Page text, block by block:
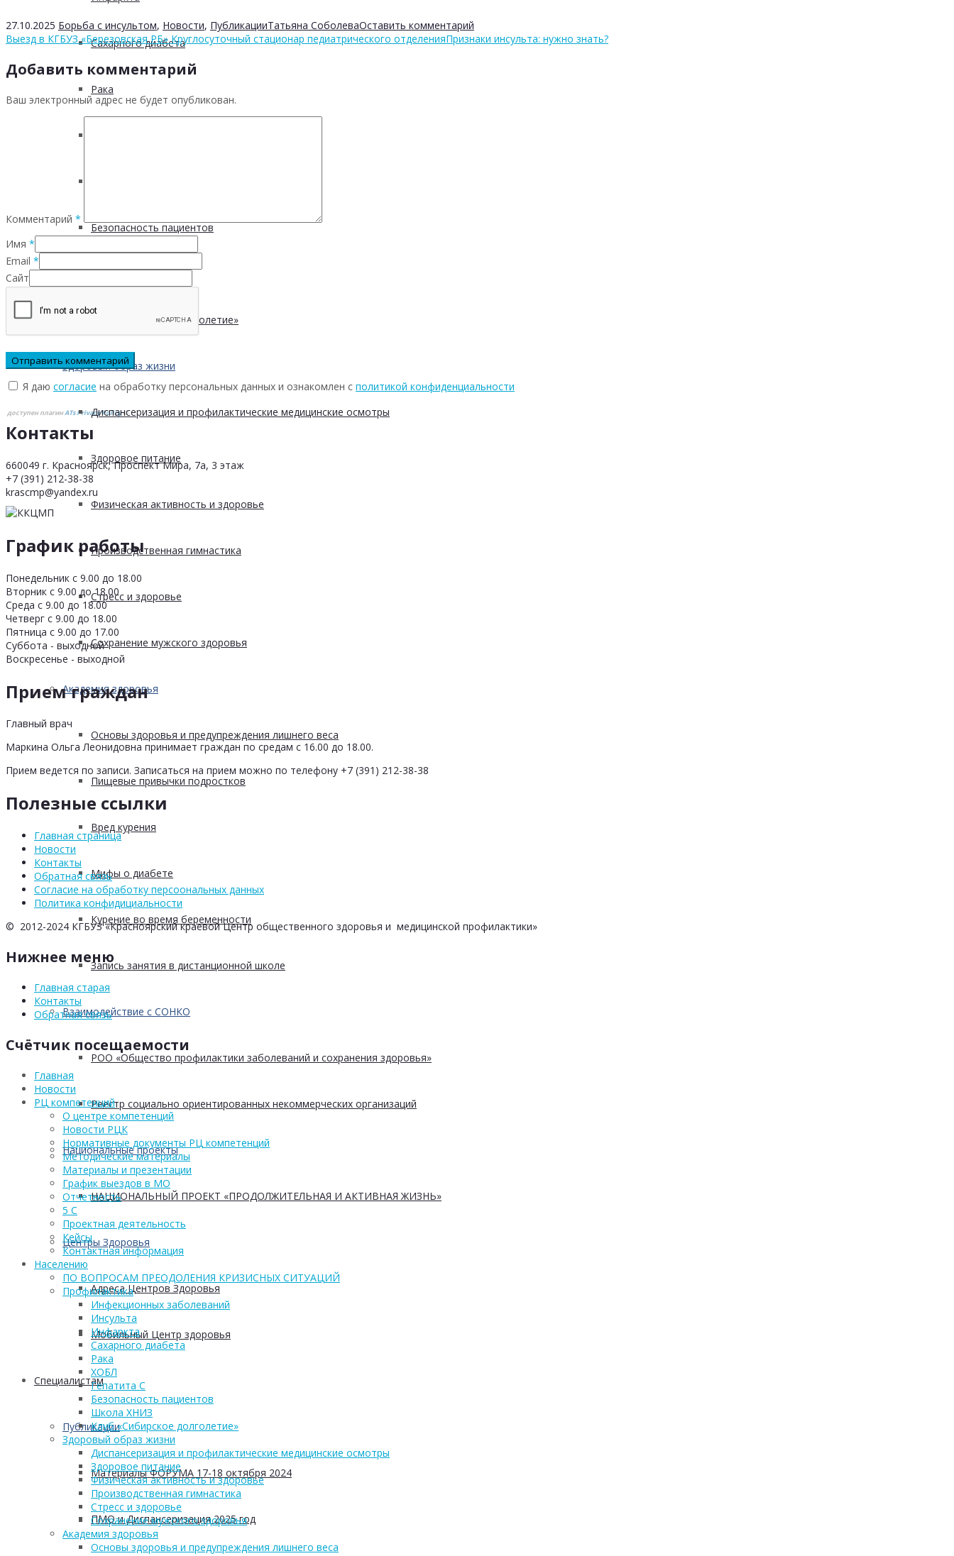
Сахарного диабета
Рака
Безопасность пациентов
Школа ХНИЗ
Клуб «Сибирское долголетие»
Здоровый образ жизни
Диспансеризация и профилактические медицинские осмотры
Здоровое питание
Физическая активность и здоровье
Производственная гимнастика
Стресс и здоровье
Сохранение мужского здоровья
Академия здоровья
Основы здоровья и предупреждения лишнего веса
Пищевые привычки подростков
Вред курения
Мифы о диабете
Курение во время беременности
Запись занятия в дистанционной школе
Взаимодействие с СОНКО
РОО «Общество профилактики заболеваний и сохранения здоровья»
Реестр социально ориентированных некоммерческих организаций
Национальные проекты
НАЦИОНАЛЬНЫЙ ПРОЕКТ «ПРОДОЛЖИТЕЛЬНАЯ И АКТИВНАЯ ЖИЗНЬ»
Центры Здоровья
Адреса Центров Здоровья
Мобильный Центр здоровья
Cпециалистам
Публикации
Материалы ФОРУМА 17-18 октября 2024
ПМО и Диспансеризация 2025 год
27.10.2025 Борьба с инсультом, Новости, ПубликацииТатьяна СоболеваОставить комментарий
Выезд в КГБУЗ «Березовская РБ» Круглосуточный стационар педиатрического отделенияПризнаки инсульта: нужно знать?
Добавить комментарий
Ваш электронный адрес не будет опубликован.
Комментарий *
Имя *
Email *
Сайт
Я даю согласие на обработку персональных данных и ознакомлен с политикой конфиденциальности
доступен плагинATs Privacy Policy©
Контакты
660049 г. Красноярск, Проспект Мира, 7а, 3 этаж
+7 (391) 212-38-38
krascmp@yandex.ru
График работы
Понедельник с 9.00 до 18.00
Вторник с 9.00 до 18.00
Среда с 9.00 до 18.00
Четверг с 9.00 до 18.00
Пятница с 9.00 до 17.00
Суббота - выходной
Воскресенье - выходной
Прием граждан
Главный врач
Маркина Ольга Леонидовна принимает граждан по средам с 16.00 до 18.00.
Прием ведется по записи. Записаться на прием можно по телефону +7 (391) 212-38-38
Полезные ссылки
Главная страница
Новости
Контакты
Обратная связь
Согласие на обработку персоональных данных
Политика конфидициальности
© 2012-2024 КГБУЗ «Красноярский краевой Центр общественного здоровья и медицинской профилактики»
Нижнее меню
Главная старая
Контакты
Обратная связь
Счётчик посещаемости
Главная
Новости
РЦ компетенций
О центре компетенций
Новости РЦК
Нормативные документы РЦ компетенций
Методические материалы
Материалы и презентации
График выездов в МО
Отчетность
5 С
Проектная деятельность
Кейсы
Контактная информация
Населению
ПО ВОПРОСАМ ПРЕОДОЛЕНИЯ КРИЗИСНЫХ СИТУАЦИЙ
Профилактика
Инфекционных заболеваний
Инсульта
Инфаркта
Сахарного диабета
Рака
ХОБЛ
Гепатита С
Безопасность пациентов
Школа ХНИЗ
Клуб «Сибирское долголетие»
Здоровый образ жизни
Диспансеризация и профилактические медицинские осмотры
Здоровое питание
Физическая активность и здоровье
Производственная гимнастика
Стресс и здоровье
Сохранение мужского здоровья
Академия здоровья
Основы здоровья и предупреждения лишнего веса